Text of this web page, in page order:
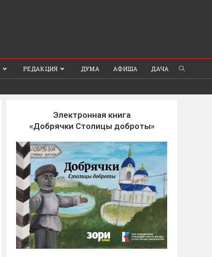
РЕДАКЦИЯ ДУМА АФИША ДАЧА
Электронная книга
«Добрячки Столицы доброты»